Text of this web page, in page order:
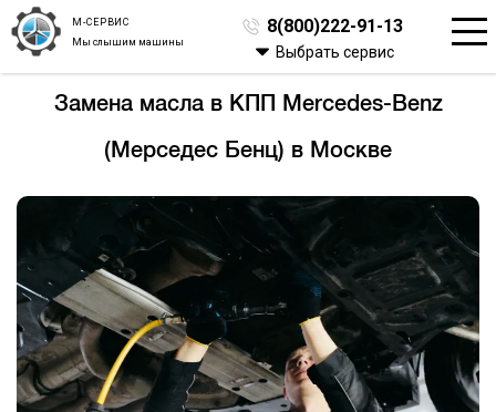
М-СЕРВИС
Мы слышим машины
8(800)222-91-13
Выбрать сервис
Замена масла в КПП Mercedes-Benz
(Мерседес Бенц) в Москве